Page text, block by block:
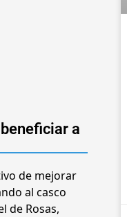
a
de mejorar
al casco
de Rosas,